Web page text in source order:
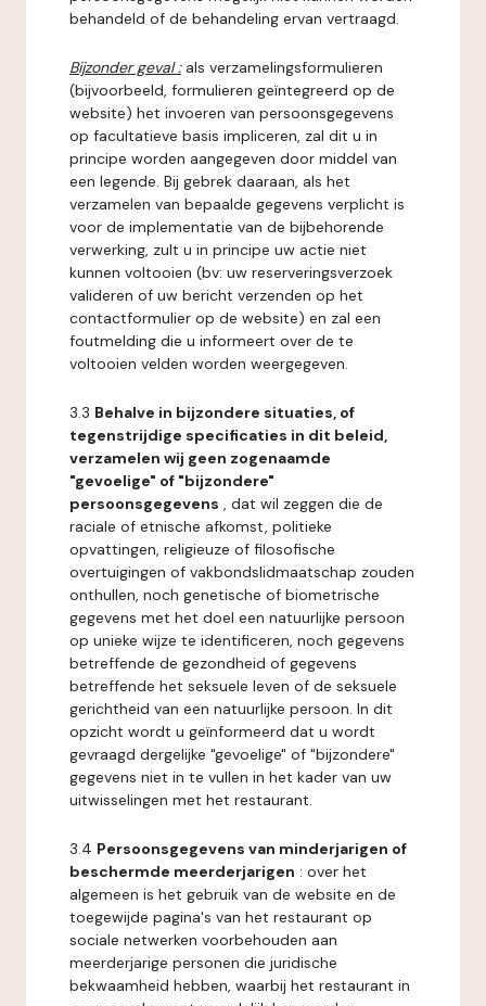
behandeld of de behandeling ervan vertraagd.
Bijzonder geval : als verzamelingsformulieren
(bijvoorbeeld, formulieren geïntegreerd op de
website) het invoeren van persoonsgegevens
op facultatieve basis impliceren, zal dit u in
principe worden aangegeven door middel van
een legende. Bij gebrek daaraan, als het
verzamelen van bepaalde gegevens verplicht is
voor de implementatie van de bijbehorende
verwerking, zult u in principe uw actie niet
kunnen voltooien (bv: uw reserveringsverzoek
valideren of uw bericht verzenden op het
contactformulier op de website) en zal een
foutmelding die u informeert over de te
voltooien velden worden weergegeven.
3.3 Behalve in bijzondere situaties, of
tegenstrijdige specificaties in dit beleid,
verzamelen wij geen zogenaamde
"gevoelige" of "bijzondere"
persoonsgegevens , dat wil zeggen die de
raciale of etnische afkomst, politieke
opvattingen, religieuze of filosofische
overtuigingen of vakbondslidmaatschap zouden
onthullen, noch genetische of biometrische
gegevens met het doel een natuurlijke persoon
op unieke wijze te identificeren, noch gegevens
betreffende de gezondheid of gegevens
betreffende het seksuele leven of de seksuele
gerichtheid van een natuurlijke persoon. In dit
opzicht wordt u geïnformeerd dat u wordt
gevraagd dergelijke "gevoelige" of "bijzondere"
gegevens niet in te vullen in het kader van uw
uitwisselingen met het restaurant.
3.4 Persoonsgegevens van minderjarigen of
beschermde meerderjarigen : over het
algemeen is het gebruik van de website en de
toegewijde pagina's van het restaurant op
sociale netwerken voorbehouden aan
meerderjarige personen die juridische
bekwaamheid hebben, waarbij het restaurant in